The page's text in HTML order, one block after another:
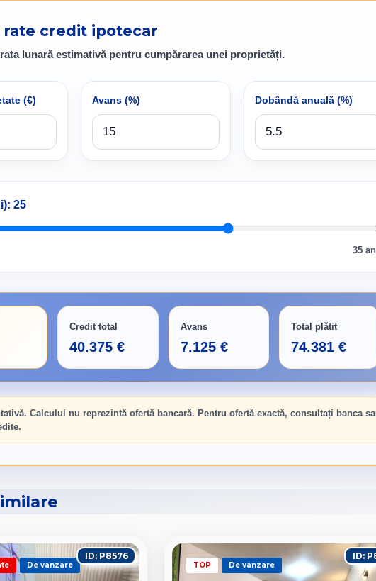
rate credit ipotecar
lunară estimativă pentru cumpărarea unei proprietăți.
(€) Avans (%) Dobândă anuală (%)
25
35
Credit total
40.375 €
Avans
7.125 €
Total plătit
74.381 €
Calculul nu reprezintă ofertă bancară. Pentru ofertă exactă, consultați banca
De vanzare
ID: P8576
TOP De vanzare
ID: